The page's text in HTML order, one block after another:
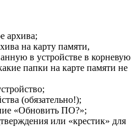
архива;
на карту памяти,
в устройстве в корневую
папки на карте памяти не
(обязательно!);
«Обновить ПО?»;
или «крестик» для